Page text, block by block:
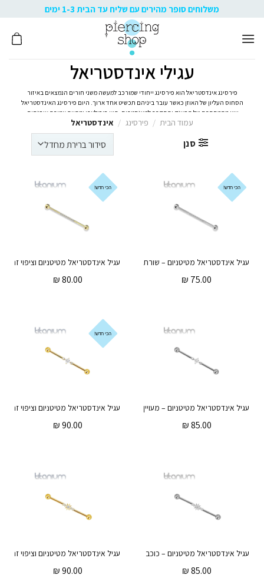
to
content
משלוחים סופר מהירים עם שליח עד הבית 1-3 ימים
עגילי אינדסטריאל
פירסינג אינדסטריאל הוא פירסינג ייחודי שמורכב למעשה משני חורים הנמצאים באיזור
הסחוס העליון של האוזן כאשר עובר ביניהם תכשיט אחד ארוך. היום פירסינג האינדסטריאל
יצא מהמחתרת של הפאנק והתקרב למיינסטרים. הוא פופולארי ומהווה אמירה אופנתית,
ייחודית וקצת אחרת! עמוד הבית / פירסינג / אינדסטריאל
סנן
הכי חדש!
75.00
₪
הכי חדש!
80.00
₪
85.00
₪
הכי חדש!
90.00
₪
עגיל אינדסטריאל מטיטניום – כוכב וקריסטלים לבנים
85.00
₪
90.00
₪